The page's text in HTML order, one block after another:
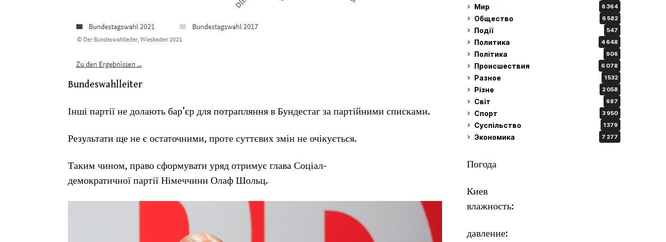
Bundeswahlleiter
Інші партії не долають бар’єр для потрапляння в Бундестаг за партійними списками.
Результати ще не є остаточними, проте суттєвих змін не очікується.
Таким чином, право сформувати уряд отримує глава Соціал-
демократичної партії Німеччини Олаф Шольц.
Мир 6 364
Общество 6 582
Події 547
Политика 4 648
Політика 906
Происшествия 6 078
Разное 1 532
Різне 2 058
Світ 687
Спорт 3 950
Суспільство 1 379
Экономика 7 277
Погода
Киев
влажность:
давление: